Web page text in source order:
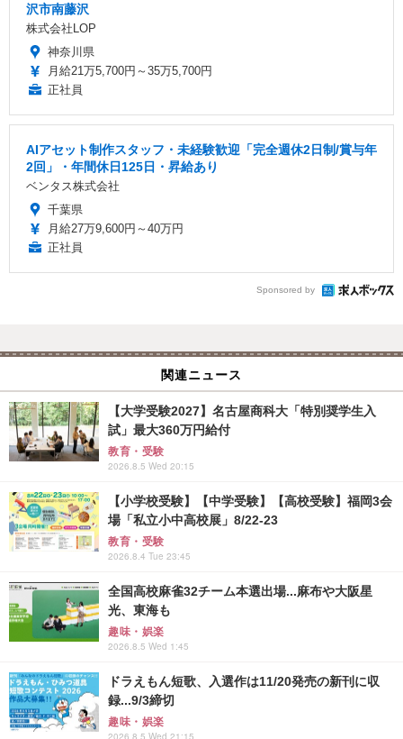
沢市南藤沢
株式会社LOP
神奈川県
月給21万5,700円～35万5,700円
正社員
AIアセット制作スタッフ・未経験歓迎「完全週休2日制/賞与年
2回」・年間休日125日・昇給あり
ベンタス株式会社
千葉県
月給27万9,600円～40万円
正社員
Sponsored by
関連ニュース
【大学受験2027】名古屋商科大「特別奨学生入
試」最大360万円給付
教育・受験
2026.8.5 Wed 20:15
【小学校受験】【中学受験】【高校受験】福岡3会
場「私立小中高校展」8/22-23
教育・受験
2026.8.4 Tue 23:45
全国高校麻雀32チーム本選出場...麻布や大阪星
光、東海も
趣味・娯楽
2026.8.5 Wed 1:45
ドラえもん短歌、入選作は11/20発売の新刊に収
録...9/3締切
趣味・娯楽
2026.8.5 Wed 21:15